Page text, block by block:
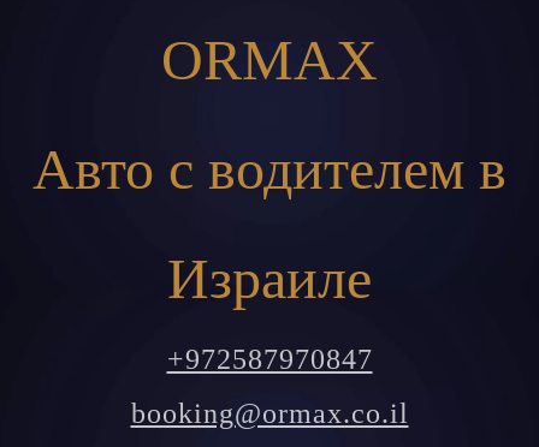
ORMAX
Авто с водителем в
Израиле
+972587970847
booking@ormax.co.il